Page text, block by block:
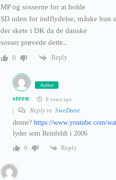
MP og sosserne for at holde
SD uden for indflydelse, måske hun
der skete i DK da de danske
sosser prøvede dette..
0 Reply
Author
steen 8 years ago
Reply to SweDane
denne? https://www.youtube.com/
lyder som Reinfeldt i 2006
0
Reply